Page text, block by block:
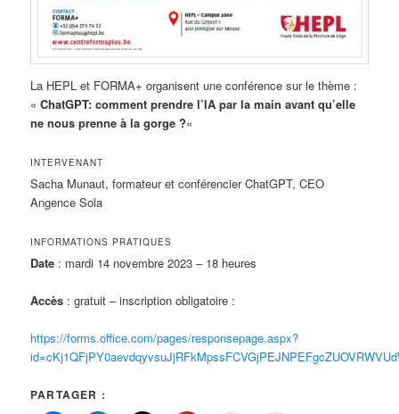
La HEPL et FORMA+ organisent une conférence sur le thème :
«ChatGPT: comment prendre l’IA par la main avant qu’elle
ne nous prenne à la gorge ?«
INTERVENANT
Sacha Munaut, formateur et conférencier ChatGPT, CEO
Angence Sola
INFORMATIONS PRATIQUES
Date : mardi 14 novembre 2023 – 18 heures
Accès : gratuit – inscription obligatoire :
https://forms.office.com/pages/responsepage.aspx?
PARTAGER :